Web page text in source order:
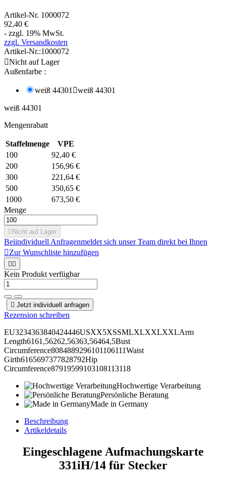
Artikel-Nr. 1000072
92,40 €
- zzgl. 19% MwSt.
zzgl. Versandkosten
Artikel-Nr.:1000072
Nicht auf Lager
Außenfarbe :
weiß 44301weiß 44301
weiß 44301
Mengenrabatt
Staffelmenge
VPE
100
92,40 €
200
156,96 €
300
221,64 €
500
350,65 €
1000
673,50 €
Menge
 Nicht auf Lager
Beiindividuell Anfragenmeldet sich unser Team direkt bei Ihnen
Zur Wunschliste hinzufügen
 
Kein Produkt verfügbar
 Jetzt individuell anfragen
Rezension schreiben
EU3234363840424446USXX5XSSMLXLXXLXXLArm
Length6161,56262,56363,56464,5Bust
Circumference8084889296101106111Waist
Girth6165697377828792Hip
Circumference87919599103108113118
Hochwertige Verarbeitung
Persönliche Beratung
Made in Germany
Beschreibung
Artikeldetails
Eingeschlagene Aufmachungskarte
331iH/14 für Stecker